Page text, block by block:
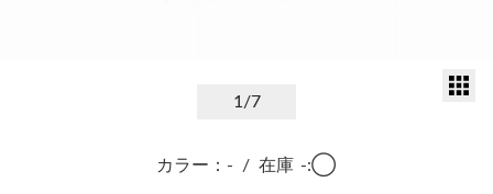
1/7
カラー：- / 在庫 -:◯